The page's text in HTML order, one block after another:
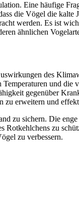
Eine häufige
die Vögel die kalte
werden. Es ist
ähnlichen
des
und die
gegenüber
zu erweitern und
zu sichern. Die
Rotkehlchens zu
zu verbessern.